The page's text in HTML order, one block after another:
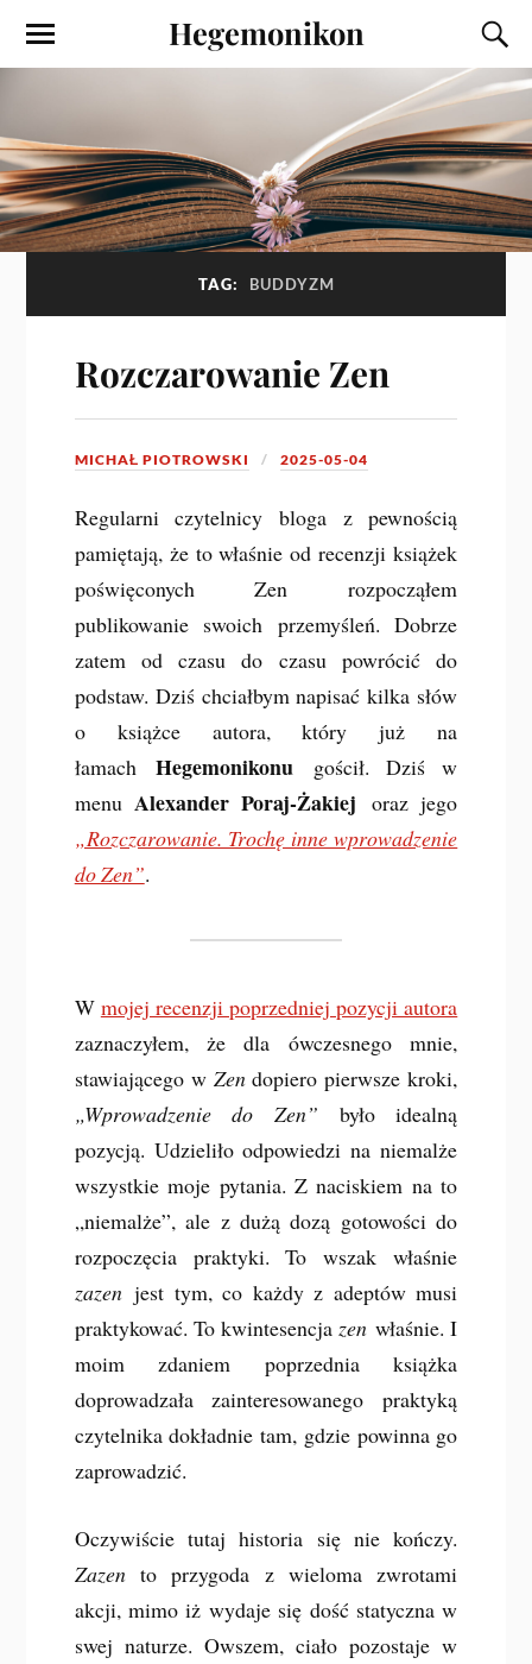
Hegemonikon
TAG: BUDDYZM
Rozczarowanie Zen
MICHAŁ PIOTROWSKI 2025-05-04
Regularni czytelnicy bloga z pewnością
pamiętają, że to właśnie od recenzji książek
poświęconych Zen rozpocząłem
publikowanie swoich przemyśleń. Dobrze
zatem od czasu do czasu powrócić do
podstaw. Dziś chciałbym napisać kilka słów
o książce autora, który już na
łamachHegemonikonu
gościł. Dziś w
menuAlexander Poraj-Żakiej oraz jego
„Rozczarowanie. Trochę inne wprowadzenie
do Zen”.
W mojej recenzji poprzedniej pozycji autora
zaznaczyłem, że dla ówczesnego mnie,
stawiającego w Zendopiero pierwsze kroki,
„Wprowadzenie do Zen” było idealną
pozycją. Udzieliło odpowiedzi na niemalże
wszystkie moje pytania. Z naciskiem na to
„niemalże”, ale z dużą dozą gotowości do
rozpoczęcia praktyki. To wszak właśnie
zazenjest tym, co każdy z adeptów musi
praktykować. To kwintesencjazenwłaśnie. I
moim zdaniem poprzednia książka
doprowadzała zainteresowanego praktyką
czytelnika dokładnie tam, gdzie powinna go
zaprowadzić.
Oczywiście tutaj historia się nie kończy.
Zazento przygoda z wieloma zwrotami
akcji, mimo iż wydaje się dość statyczna w
swej naturze. Owszem, ciało pozostaje w